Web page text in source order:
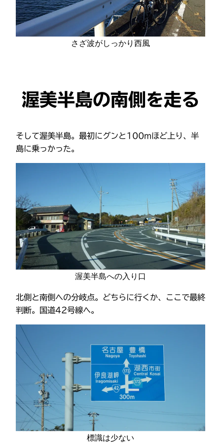
さざ波がしっかり西風
渥美半島の南側を走る
そして渥美半島。最初にグンと100mほど上り、半
島に乗っかった。
渥美半島への入り口
北側と南側への分岐点。どちらに行くか、ここで最終
判断。国道42号線へ。
標識は少ない